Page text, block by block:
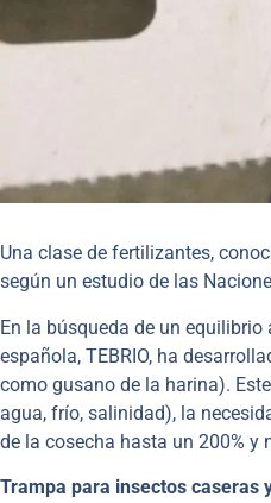
Una clase de fertilizantes,
según un estudio de las
En la búsqueda de un
española, TEBRIO, ha
como gusano de la harina).
agua, frío, salinidad), la
de la cosecha hasta un 200% y
Trampa para insectos caseras